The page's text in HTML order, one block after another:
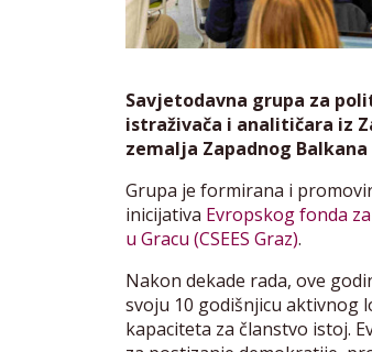
Savjetodavna grupa za
istraživača i analitičara iz
zemalja Zapadnog
Grupa je formirana i
inicijativa Evropskog fonda
u Gracu (CSEES Graz).
Nakon dekade rada, ove
svoju 10 godišnjicu aktivnog
kapaciteta za članstvo istoj.